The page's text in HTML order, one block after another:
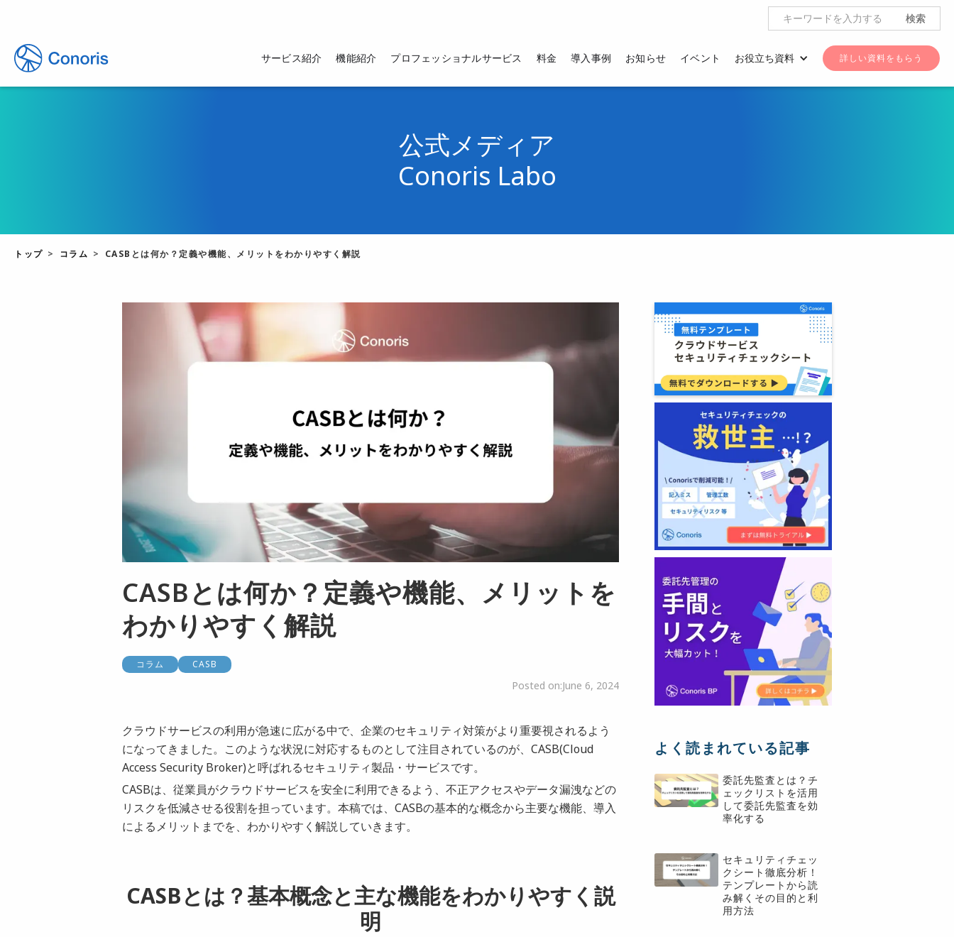
サービス紹介 機能紹介 プロフェッショナルサービス 料金 導入事例 お知らせ イベント お役立ち資料 詳しい資料をもらう
公式メディア
Conoris Labo
トップ コラム CASBとは何か？定義や機能、メリットをわかりやすく解説
CASBとは何か？定義や機能、メリットを
わかりやすく解説
コラム CASB
Posted on:June 6, 2024
クラウドサービスの利用が急速に広がる中で、企業のセキュリティ対策がより重要視されるよう
になってきました。このような状況に対応するものとして注目されているのが、CASB(Cloud
Access Security Broker)と呼ばれるセキュリティ製品・サービスです。
CASBは、従業員がクラウドサービスを安全に利用できるよう、不正アクセスやデータ漏洩などの
リスクを低減させる役割を担っています。本稿では、CASBの基本的な概念から主要な機能、導入
によるメリットまでを、わかりやすく解説していきます。
CASBとは？基本概念と主な機能をわかりやすく説
明
よく読まれている記事
委託先監査とは？チ
ェックリストを活用
して委託先監査を効
率化する
セキュリティチェッ
クシート徹底分析！
テンプレートから読
み解くその目的と利
用方法